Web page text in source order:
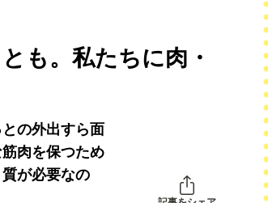
も。私たちに肉・
の外出すら面
肉を保つため
が必要なの